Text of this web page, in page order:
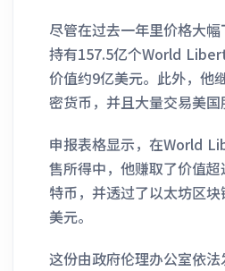
尽管在过去一年里价格大
持有157.5亿个World
价值约9亿美元。此外，他
密货币，并且大量交易美国
申报表格显示，在World
售所得中，他赚取了价值
特币，并透过了以太坊区
美元。
这份由政府伦理办公室依